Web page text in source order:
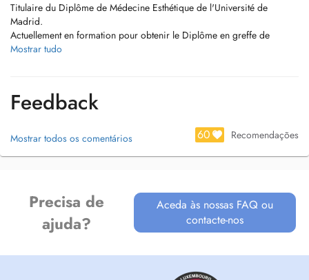
Titulaire du Diplôme de Médecine Esthétique de l'Université de
Madrid.
Actuellement en formation pour obtenir le Diplôme en greffe de
cheveux, sourcils et barbe de l'Université de Madrid.
- Élaboration de routine de SkinCare;
- Injections de Toxine Botulique ("Botox");
- Injections de Plasma Riche en Plaquettes (PRP);
- Injections de biostimulateurs de Collagène;
- Injections de SkinBooster;
- Pose de Fils tenseurs résorbables;
- Esthétique génitale féminine;
La première consultation permet une évaluation minutieuse et
individuelle, aboutissant à la création d'un plan de traitement unique et
Mostrar tudo
Feedback
Mostrar todos os comentários 60 Recomendações
Precisa de
ajuda?
Aceda às nossas FAQ ou
contacte-nos